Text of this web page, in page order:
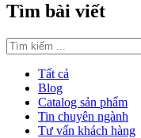
Tìm bài viết
Tất cả
Blog
Catalog sản phẩm
Tin chuyên ngành
Tư vấn khách hàng